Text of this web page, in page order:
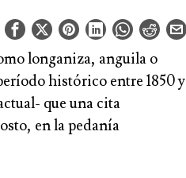
longaniza, anguila o
histórico entre 1850 y
que una cita
en la pedanía